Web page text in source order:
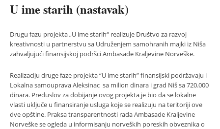
U ime starih (nastavak)
Drugu fazu projekta „U ime starih“ realizuje Društvo za razvoj
kreativnosti u partnerstvu sa Udruženjem samohranih majki iz Niša
zahvaljujući finansijskoj podršci Ambasade Kraljevine Norveške.
Realizaciju druge faze projekta “U ime starih” finansijski podržavaju i
Lokalna samouprava Aleksinac sa milion dinara i grad Niš sa 720.000
dinara. Preduslov za dobijanje ovog projekta je bio da se lokalne
vlasti uključe u finansiranje usluga koje se realizuju na teritoriji ove
dve opštine. Praksa transparentnosti rada Ambasade Kraljevine
Norveške se ogleda u informisanju norveških poreskih obveznika o